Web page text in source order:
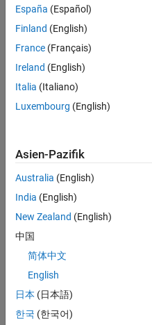
die
Suchkriterien
weiter
fassen
oder
alle
Stellenangebote
anzeigen .
noch
keine
offenen
Stellen
können,
die
Ihren
entsprechen,
werden
España (Español)
Finland (English)
France (Français)
Ireland (English)
Italia (Italiano)
Luxembourg (English)
Asien-Pazifik
Australia (English)
India (English)
New Zealand (English)
中国
简体中文
English
日本 (日本語)
한국 (한국어)